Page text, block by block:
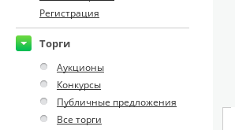
Регистрация
Торги
Аукционы
Конкурсы
Публичные предложения
Все торги